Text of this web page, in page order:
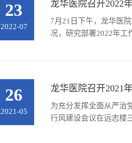
23
2022-07
龙华医院召开2022
7月21日下午，龙华医
况，研究部署2022年工
26
2021-05
龙华医院召开2021
为充分发挥全面从严治
行风建设会议在远志楼